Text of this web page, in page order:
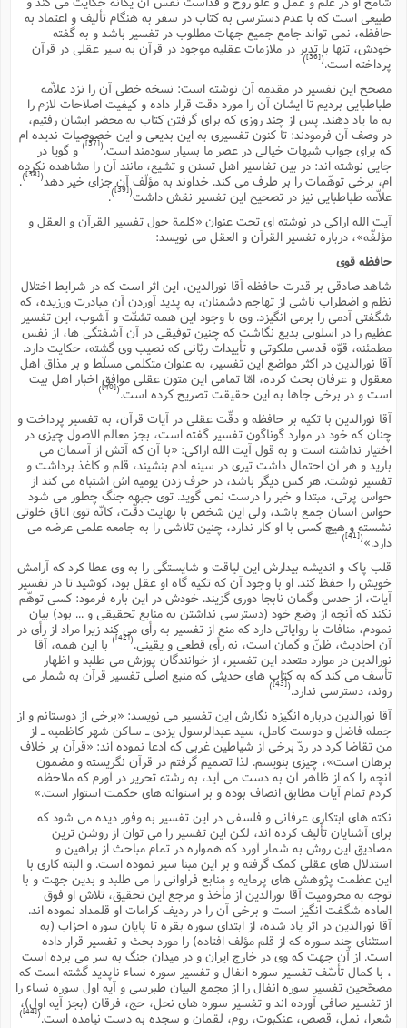
طبیعى است که با عدم دسترسى به کتاب در سفر به هنگام تألیف و اعتماد به
حافظه، نمى تواند جامع جمیع جهات مطلوب در تفسیر باشد و به گفته
خودش، تنها با تدبر در ملازمات عقلیه موجود در قرآن به سیر عقلى در قرآن
پرداخته است.(
[36]
)
مصحح این تفسیر در مقدمه آن نوشته است: نسخه خطى آن را نزد علاّمه
طباطبایى بردیم تا ایشان آن را مورد دقت قرار داده و کیفیت اصلاحات لازم را
به ما یاد دهند. پس از چند روزى که براى گرفتن کتاب به محضر ایشان رفتیم،
در وصف آن فرمودند: تا کنون تفسیرى به این بدیعى و این خصوصیات ندیده ام
که براى جواب شبهات خیالى در عصر ما بسیار سودمند است. [37]
)و گویا در
جایى نوشته اند: در بین تفاسیر اهل تسنن و تشیع، مانند آن را مشاهده نکرده
ام، برخى توهّمات را بر طرف مى کند. خداوند به مؤلّف آن جزاى خیر دهد(
[38]
)
.
علاّمه طباطبایى نیز در تصحیح این تفسیر نقش داشت(
[39]
)
.
آیت الله اراکى در نوشته اى تحت عنوان «کلمة حول تفسیر القرآن و العقل و
مؤلفّه»، درباره تفسیر القرآن و العقل مى نویسد:
حافظه قوى
شاهد صادقى بر قدرت حافظه آقا نورالدین، این اثر است که در شرایط اختلال
نظم و اضطراب ناشى از تهاجم دشمنان، به پدید آوردن آن مبادرت ورزیده، که
شگفتى آدمى را برمى انگیزد. وى با وجود این همه تشتّت و آشوب، این تفسیر
عظیم را در اسلوبى بدیع نگاشت که چنین توفیقى در آن آشفتگى ها، از نفس
مطمئنه، قوّه قدسى ملکوتى و تأییدات ربّانى که نصیب وى گشته، حکایت دارد.
آقا نورالدین در اکثر مواضع این تفسیر، به عنوان متکلمى مسلّط و بر مذاق اهل
معقول و عرفان بحث کرده، امّا تمامى این متون عقلى موافق اخبار اهل بیت
است و در برخى جاها به این حقیقت تصریح کرده است.(
[40]
)
آقا نورالدین با تکیه بر حافظه و دقّت عقلى در آیات قرآن، به تفسیر پرداخت و
چنان که خود در موارد گوناگون تفسیر گفته است، بجز معالم الاصول چیزى در
اختیار نداشته است و به قول آیت الله اراکى: «با آن که آتش از آسمان مى
بارید و هر آن احتمال داشت تیرى در سینه آدم بنشیند، قلم و کاغذ برداشت و
تفسیر نوشت. هر کس دیگر باشد، در حرف زدن یومیه اش اشتباه مى کند از
حواس پرتى، مبتدا و خبر را درست نمى گوید. توى جبهه جنگ چطور مى شود
حواس انسان جمع باشد، ولى این شخص با نهایت دقّت، کانّه توى اتاق خلوتى
نشسته و هیچ کسى با او کار ندارد، چنین تلاشى را به جامعه علمى عرضه مى
دارد.»(
[41]
)
قلب پاک و اندیشه بیدارش این لیاقت و شایستگى را به وى عطا کرد که آرامش
خویش را حفظ کند. او با وجود آن که تکیه گاه او عقل بود، کوشید تا در تفسیر
آیات، از حدس وگمان نابجا دورى گزیند. خودش در این باره فرمود: کسى توهّم
نکند که آنچه از وضع خود (دسترسى نداشتن به منابع تحقیقى و ... بود) بیان
نمودم، منافات با روایاتى دارد که منع از تفسیر به رأى مى کند زیرا مراد از رأى در
آن احادیث، ظنّ و گمان است، نه رأى قطعى و یقینى. [42]
)با این همه، آقا
نورالدین در موارد متعدد این تفسیر، از خوانندگان پوزش مى طلبد و اظهار
تأسف مى کند که به کتاب هاى حدیثى که منبع اصلى تفسیر قرآن به شمار مى
روند، دسترسى ندارد. [43]
)
آقا نورالدین درباره انگیزه نگارش این تفسیر مى نویسد: «برخى از دوستانم و از
جمله فاضل و دوست کامل، سید عبدالرسول یزدى ـ ساکن شهر کاظمیه ـ از
من تقاضا کرد در ردّ برخى از شیاطین غربى که ادعا نموده اند: «قرآن بر خلاف
برهان است»، چیزى بنویسم. لذا تصمیم گرفتم در قرآن نگریسته و مضمون
آنچه را که از ظاهر آن به دست مى آید، به رشته تحریر در آورم که ملاحظه
کردم تمام آیات مطابق انصاف بوده و بر استوانه هاى حکمت استوار است.»
نکته هاى ابتکارى عرفانى و فلسفى در این تفسیر به وفور دیده مى شود که
براى آشنایان تألیف کرده اند، لکن این تفسیر را مى توان از روشن ترین
مصادیق این روش به شمار آورد که همواره در تمام مباحث از براهین و
استدلال هاى عقلى کمک گرفته و بر این مبنا سیر نموده است. و البته کارى با
این عظمت پژوهش هاى پرمایه و منابع فراوانى را مى طلبد و بدین جهت و با
توجه به محرومیت آقا نورالدین از مأخذ و مرجع این تحقیق، تلاش او فوق
العاده شگفت انگیز است و برخى آن را در ردیف کرامات او قلمداد نموده اند.
آقا نورالدین در اثر یاد شده، از ابتداى سوره بقره تا پایان سوره احزاب (به
استثناى چند سوره که از قلم مؤلف افتاده) را مورد بحث و تفسیر قرار داده
است. از آن جهت که وى در خارج ایران و در میدان جنگ به سر مى برده است
، با کمال تأسّف تفسیر سوره انفال و تفسیر سوره نساء ناپدید گشته است که
مصحّحین تفسیر سوره انفال را از مجمع البیان طبرسى و آیه اول سوره نساء را
از تفسیر صافى آورده اند و تفسیر سوره هاى نحل، حج، فرقان (بجز آیه اول)،
شعرا، نمل، قصص، عنکبوت، روم، لقمان و سجده به دست نیامده است. [44]
)